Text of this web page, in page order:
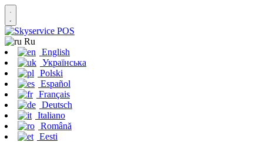
Ru
English
Українська
Polski
Español
Français
Deutsch
Italiano
Română
Eesti